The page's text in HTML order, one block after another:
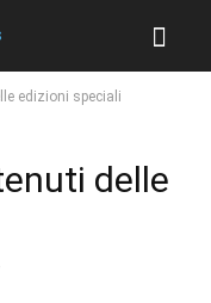
edizioni speciali
delle